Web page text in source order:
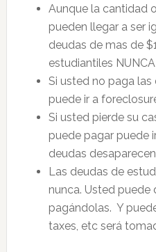
Aunque la cantidad
pueden llegar a ser
deudas de mas de
estudiantiles
Si usted no paga
puede ir a
Si usted pierde su
puede pagar puede
deudas
Las deudas de
nunca. Usted puede
pagándolas. Y
taxes, etc será